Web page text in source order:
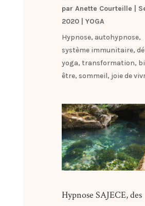
par Anette Courteille
2020| YOGA
Hypnose, autohypnose,
système immunitaire,
yoga, transformation,
être, sommeil, joie de
Hypnose SAJECE, des